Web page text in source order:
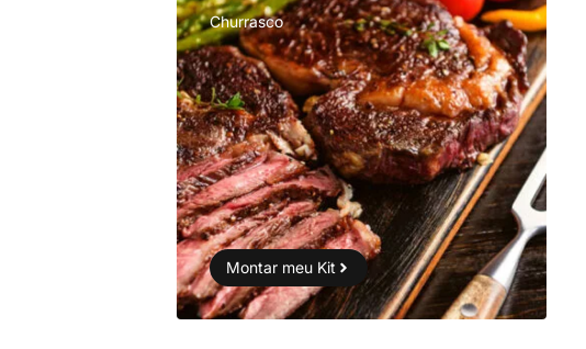
Churrasco
Montar meu Kit